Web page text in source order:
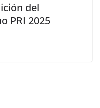
del
PRI 2025